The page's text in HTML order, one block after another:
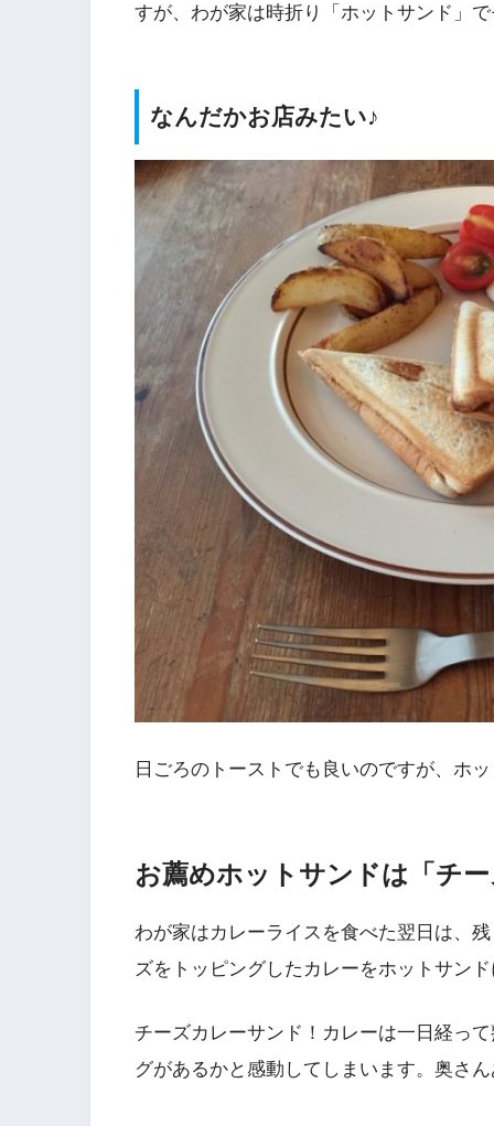
すが、わが家は時折り「ホットサンド」
なんだかお店みたい♪
日ごろのトーストでも良いのですが、ホ
お薦めホットサンドは「チ
わが家はカレーライスを食べた翌日は、
ズをトッピングしたカレーをホットサン
チーズカレーサンド！カレーは一日経っ
グがあるかと感動してしまいます。奥さ